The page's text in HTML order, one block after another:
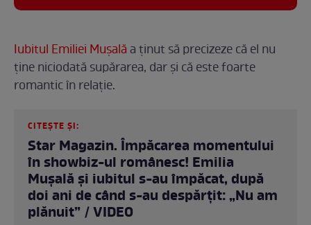
Iubitul Emiliei Mușalăa ținut să precizeze că el nu
ține niciodată supărarea, dar și că este foarte
romantic în relație.
CITEȘTE ȘI:
Star Magazin. Împăcarea momentului
în showbiz-ul românesc! Emilia
Mușală și iubitul s-au împăcat, după
doi ani de când s-au despărțit: „Nu am
plănuit” / VIDEO